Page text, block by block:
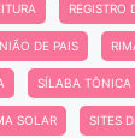
REGISTRO
DE PAIS
SÍLABA TÔNICA
SOLAR SITES